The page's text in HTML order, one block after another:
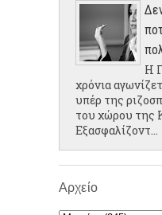
Η
χρόνια
υπέρ της
του χώρου της
Εξασφαλίζοντ...
Αρχείο